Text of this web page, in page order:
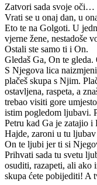
Zatvori sada svoje oči…
Vrati se u onaj dan, u
Eto te na Golgoti. U
vjerne žene, nestadoše
Ostali ste samo ti i On.
Gledaš Ga, On te gleda.
S Njegova lica
plačeš skupa s Njim.
ostavljena, raspeta, a
trebao visiti gore
istim pogledom ljubavi.
Petru kad Ga je zatajio i
Hajde, zaroni u tu
On te ljubi jer ti si
Prihvati sada tu svetu
osuditi, razapeti, ali ako
skupa ćete pobijediti! A